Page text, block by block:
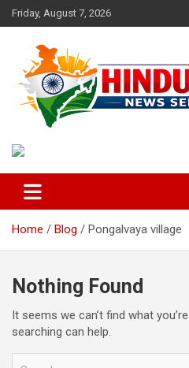
Skip
to
Friday, August 7, 2026
Hindustan News
Home Blog Pongalvaya village
Nothing Found
It seems we can’t find what
searching can help.